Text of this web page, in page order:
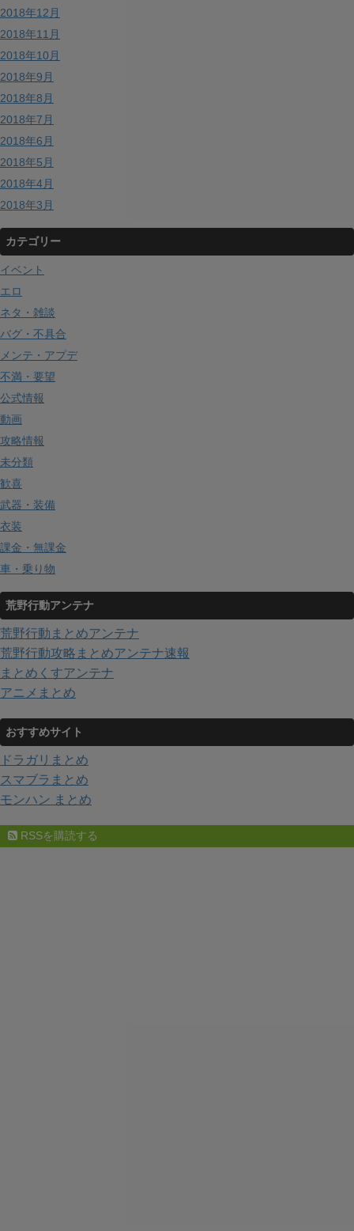
2018年12月
2018年11月
2018年10月
2018年9月
2018年8月
2018年7月
2018年6月
2018年5月
2018年4月
2018年3月
カテゴリー
イベント
エロ
ネタ・雑談
バグ・不具合
メンテ・アプデ
不満・要望
公式情報
動画
攻略情報
未分類
歓喜
武器・装備
衣装
課金・無課金
車・乗り物
荒野行動アンテナ
荒野行動まとめアンテナ
荒野行動攻略まとめアンテナ速報
まとめくすアンテナ
アニメまとめ
おすすめサイト
ドラガリまとめ
スマブラまとめ
モンハン まとめ
RSSを購読する